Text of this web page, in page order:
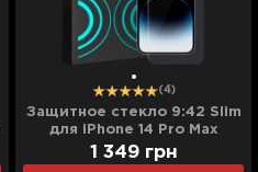
(4)
Защитное стекло 9:42 Slim
для iPhone 14 Pro Max
1 349 грн